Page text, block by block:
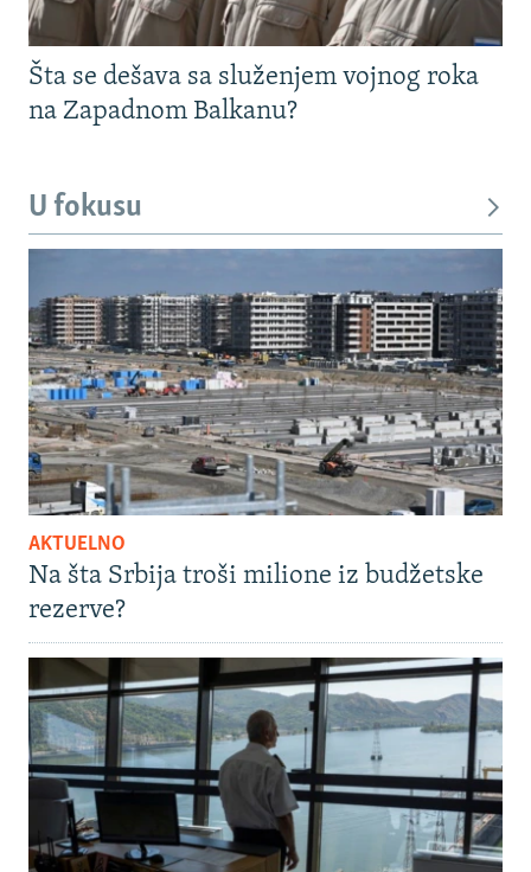
Šta se dešava sa služenjem vojnog roka
na Zapadnom Balkanu?
U fokusu
AKTUELNO
Na šta Srbija troši milione iz budžetske
rezerve?